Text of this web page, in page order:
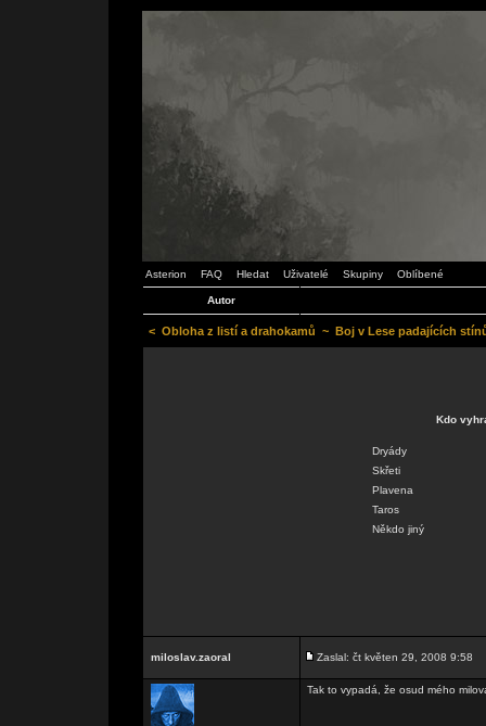
Asterion FAQ Hledat Uživatelé Skupiny Oblíbené
Autor
< Obloha z listí a drahokamů ~ Boj v Lese padajících
Kdo
Dryády
Skřeti
Plavena
Taros
Někdo jiný
miloslav.zaoral Zaslal: čt květen 29, 2008 9:58
Tak to vypadá, že osud mého